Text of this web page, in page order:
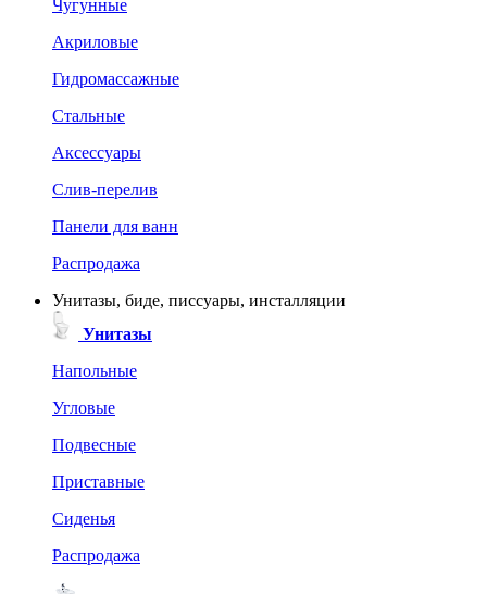
Чугунные
Акриловые
Гидромассажные
Стальные
Аксессуары
Слив-перелив
Панели для ванн
Распродажа
Унитазы, биде, писсуары, инсталляции
Унитазы
Напольные
Угловые
Подвесные
Приставные
Сиденья
Распродажа